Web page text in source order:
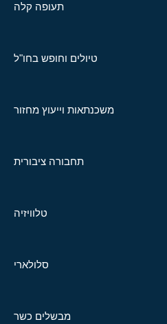
תעופה קלה
טיולים וחופש בחו"ל
משכנתאות וייעוץ מחזור
תחבורה ציבורית
טלוויזיה
סלולארי
מבשלים כשר